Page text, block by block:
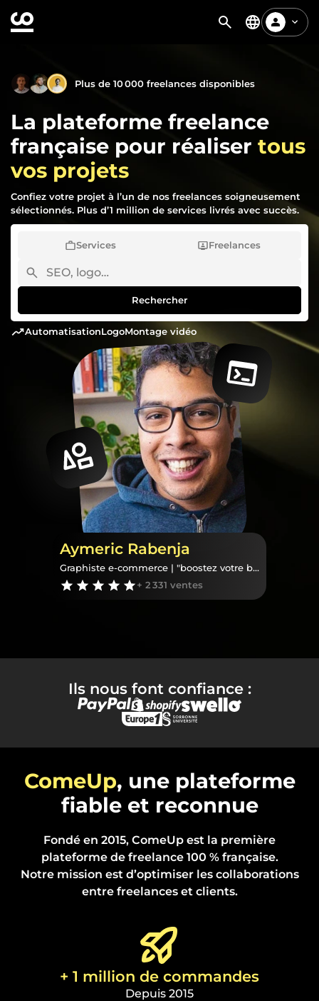
Plus de 10 000 freelances disponibles
La plateforme freelance
française pour réaliser tous
vos projets
Confiez votre projet à l’un de nos freelances soigneusement
sélectionnés. Plus d’1 million de services livrés avec succès.
Services Freelances
Rechercher
automatisation logo montage vidéo
Aymeric Rabenja
Graphiste e-commerce | "boostez votre business en ligne avec des images professionnelles"
+ 2 331 ventes
Ils nous font confiance :
ComeUp, une plateforme
fiable et reconnue
Fondé en 2015, ComeUp est la première
plateforme de freelance 100 % française.
Notre mission est d’optimiser les collaborations
entre freelances et clients.
+ 1 million de commandes
Depuis 2015